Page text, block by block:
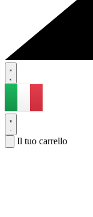
Il tuo carrello